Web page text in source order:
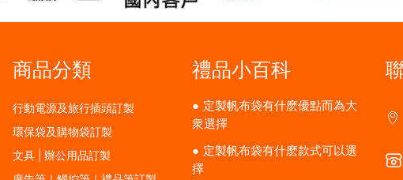
商品分類
行動電源及旅行插頭訂製
環保袋及購物袋訂製
文具 | 辦公用品訂製
禮品小百科
定製帆布袋有什麽優點而為大
衆選擇
定製帆布袋有什麽款式可以選
擇